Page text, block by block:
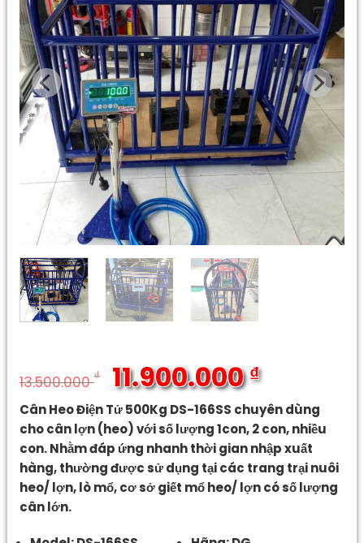
13.500.000₫
Giá
gốc
là:
13.500.000 ₫.
11.900.000₫
Giá
hiện
tại
là:
11.900.000 ₫.
Cân Heo Điện Tử 500Kg DS-166SS chuyên dùng
cho cân lợn (heo) với số lượng 1con, 2 con, nhiều
con. Nhằm đáp ứng nhanh thời gian nhập xuất
hàng, thường được sử dụng tại các trang trại nuôi
heo/ lợn, lò mổ, cơ sở giết mổ heo/ lợn có số lượng
cân lớn.